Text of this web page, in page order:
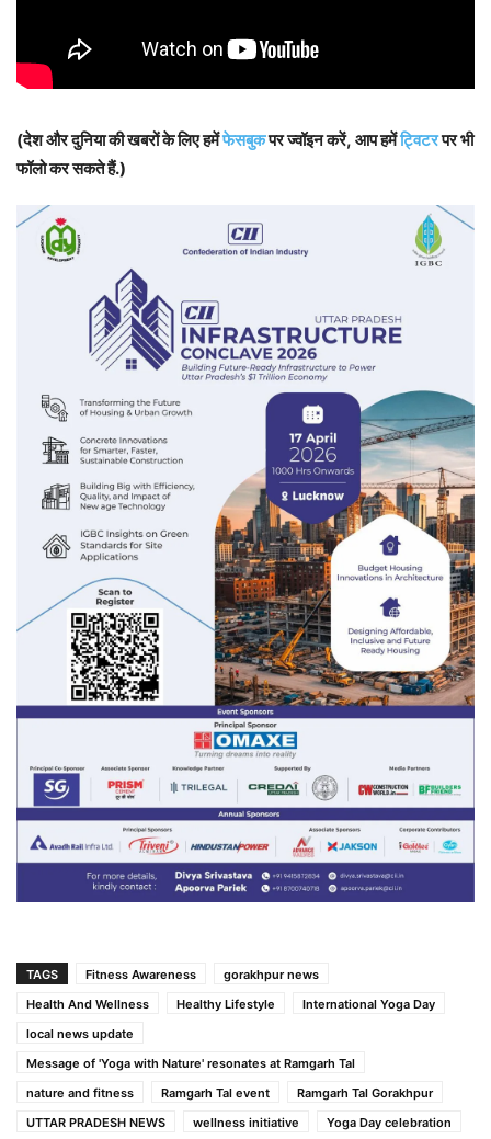
(देश और दुनिया की खबरों के लिए हमेंफेसबुकपर ज्वॉइन करें, आप हमेंट्विटरपर भी
फॉलो कर सकते हैं.)
TAGS Fitness Awareness
gorakhpur news
Health And Wellness
Healthy Lifestyle
International Yoga Day
local news update
Message of 'Yoga with Nature' resonates at Ramgarh Tal
nature and fitness
Ramgarh Tal event
Ramgarh Tal Gorakhpur
UTTAR PRADESH NEWS
wellness initiative
Yoga Day celebration